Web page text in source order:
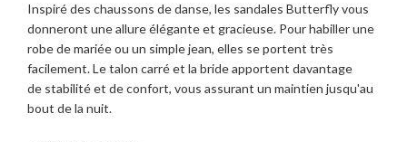
Inspiré des chaussons de danse, les sandales Butterfly vous
donneront une allure élégante et gracieuse. Pour habiller une
robe de mariée ou un simple jean, elles se portent très
facilement. Le talon carré et la bride apportent davantage
de stabilité et de confort, vous assurant un maintien jusqu'au
bout de la nuit.